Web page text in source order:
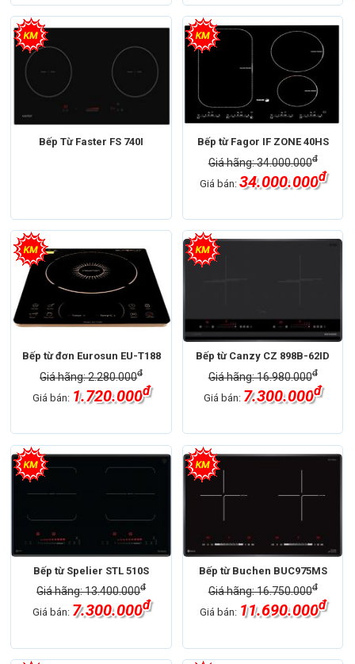
Bếp Từ Faster FS 740I Bếp từ Fagor IF ZONE 40HS
Giá hãng: 34.000.000đ
Giá bán: 34.000.000đ
Bếp từ đơn Eurosun EU-T188
Giá hãng: 2.280.000đ
Giá bán: 1.720.000đ
Bếp từ Canzy CZ 898B-62ID
Giá hãng: 16.980.000đ
Giá bán: 7.300.000đ
Bếp từ Spelier STL 510S
Giá hãng: 13.400.000đ
Giá bán: 7.300.000đ
Bếp từ Buchen BUC975MS
Giá hãng: 16.750.000đ
Giá bán: 11.690.000đ